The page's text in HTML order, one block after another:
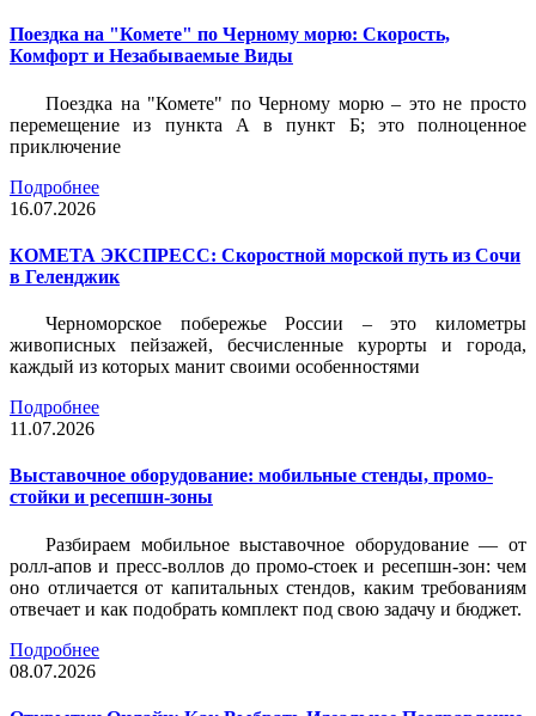
Поездка на "Комете" по Черному морю: Скорость,
Комфорт и Незабываемые Виды
Поездка на "Комете" по Черному морю – это не просто
перемещение из пункта А в пункт Б; это полноценное
приключение
Подробнее
16.07.2026
КОМЕТА ЭКСПРЕСС: Скоростной морской путь из Сочи
в Геленджик
Черноморское побережье России – это километры
живописных пейзажей, бесчисленные курорты и города,
каждый из которых манит своими особенностями
Подробнее
11.07.2026
Выставочное оборудование: мобильные стенды, промо-
стойки и ресепшн-зоны
Разбираем мобильное выставочное оборудование — от
ролл-апов и пресс-воллов до промо-стоек и ресепшн-зон: чем
оно отличается от капитальных стендов, каким требованиям
отвечает и как подобрать комплект под свою задачу и бюджет.
Подробнее
08.07.2026